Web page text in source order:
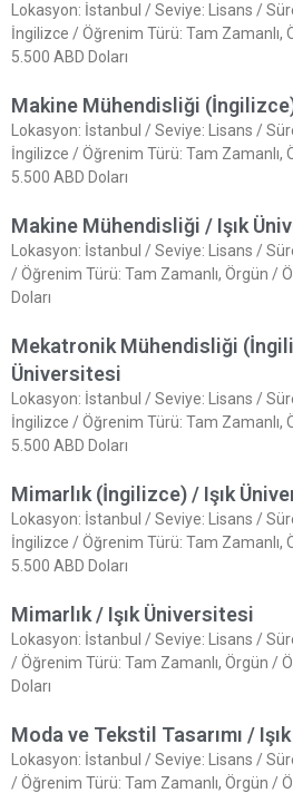
Lokasyon: İstanbul / Seviye: Lisans /
İngilizce / Öğrenim Türü: Tam Zamanlı,
5.500 ABD Doları
Makine Mühendisliği
Lokasyon: İstanbul / Seviye: Lisans /
İngilizce / Öğrenim Türü: Tam Zamanlı,
5.500 ABD Doları
Makine Mühendisliği / Işık
Lokasyon: İstanbul / Seviye: Lisans /
/ Öğrenim Türü: Tam Zamanlı, Örgün /
Doları
Mekatronik Mühendisliği
Üniversitesi
Lokasyon: İstanbul / Seviye: Lisans /
İngilizce / Öğrenim Türü: Tam Zamanlı,
5.500 ABD Doları
Mimarlık (İngilizce) / Işık
Lokasyon: İstanbul / Seviye: Lisans /
İngilizce / Öğrenim Türü: Tam Zamanlı,
5.500 ABD Doları
Mimarlık / Işık Üniversitesi
Lokasyon: İstanbul / Seviye: Lisans /
/ Öğrenim Türü: Tam Zamanlı, Örgün /
Doları
Moda ve Tekstil Tasarımı /
Lokasyon: İstanbul / Seviye: Lisans /
/ Öğrenim Türü: Tam Zamanlı, Örgün /